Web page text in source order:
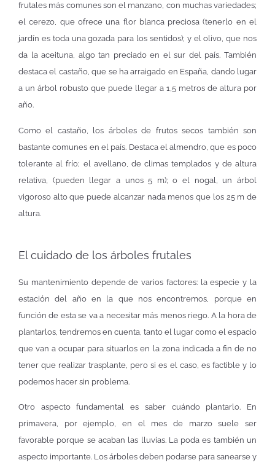
frutales más comunes son el manzano, con muchas variedades;
el cerezo, que ofrece una flor blanca preciosa (tenerlo en el
jardín es toda una gozada para los sentidos); y el olivo, que nos
da la aceituna, algo tan preciado en el sur del país. También
destaca el castaño, que se ha arraigado en España, dando lugar
a un árbol robusto que puede llegar a 1,5 metros de altura por
año.
Como el castaño, los árboles de frutos secos también son
bastante comunes en el país. Destaca el almendro, que es poco
tolerante al frío; el avellano, de climas templados y de altura
relativa, (pueden llegar a unos 5 m); o el nogal, un árbol
vigoroso alto que puede alcanzar nada menos que los 25 m de
altura.
El cuidado de los árboles frutales
Su mantenimiento depende de varios factores: la especie y la
estación del año en la que nos encontremos, porque en
función de esta se va a necesitar más menos riego. A la hora de
plantarlos, tendremos en cuenta, tanto el lugar como el espacio
que van a ocupar para situarlos en la zona indicada a fin de no
tener que realizar trasplante, pero si es el caso, es factible y lo
podemos hacer sin problema.
Otro aspecto fundamental es saber cuándo plantarlo. En
primavera, por ejemplo, en el mes de marzo suele ser
favorable porque se acaban las lluvias. La poda es también un
aspecto importante. Los árboles deben podarse para sanearse y